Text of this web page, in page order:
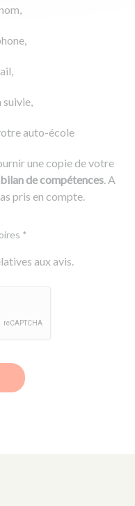
auto-école
une copie de votre
bilan de compétences. A
pris en compte.
*
aux avis.